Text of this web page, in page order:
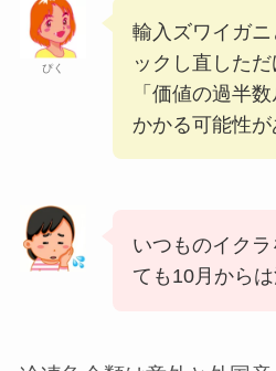
ぴく
輸入ズワイガ
ックし直した
「価値の過半
かかる可能性
いつものイク
ても10月から